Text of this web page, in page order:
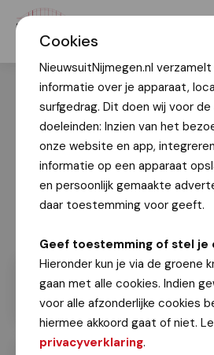
Cookies
NieuwsuitNijmegen.nl
informatie over je apparaat,
surfgedrag. Dit doen wij voor
doeleinden: Inzien van het
onze website en app,
informatie op een apparaat
en persoonlijk gemaakte
daar toestemming voor geeft.
Geef toestemming of stel je
Hieronder kun je via de groene
gaan met alle cookies. Indien
voor alle afzonderlijke cookies
hiermee akkoord gaat of niet.
privacyverklaring.